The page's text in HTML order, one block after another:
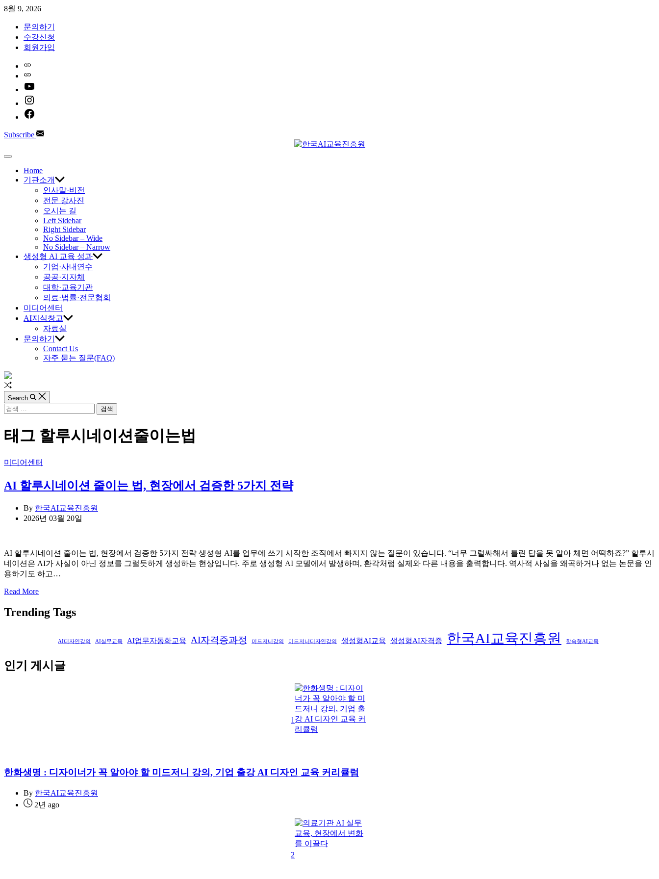
Skip
content
8월 9, 2026
문의하기
수강신청
회원가입
Subscribe
한
국
진
원
Off
CanvasHome
기관소개
인사말·비전
전문 강사진
오시는 길
Left Sidebar
Right Sidebar
No Sidebar – Wide
No Sidebar – Narrow
생성형 AI 교육 성과
기업·사내연수
공공·지자체
대학·교육기관
의료·법률·전문협회
미디어센터
AI지식창고
자료실
문의하기
Contact Us
자주 묻는 질문(FAQ)
Random
Article
Search
검
태그 할루시네이션줄이는법
Categories
미디어센터
AI 할루시네이션 줄이는 법, 현장에서 검증한 5가지 전략
By 한국AI교육진흥원
2026년 03월 20일
AI 할루시네이션 줄이는 법, 현장에서 검증한 5가지 전략 생성형 AI를 업무에 쓰기 시작한 조직에서 빠지지 않는 질문이 있습니다. “너무 그럴싸해서 틀린 답을 못 알아 체면 어떡하죠?” 할루시
네이션은 AI가 사실이 아닌 정보를 그럴듯하게 생성하는 현상입니다. 주로 생성형 AI 모델에서 발생하며, 환각처럼 실제와 다른 내용을 출력합니다. 역사적 사실을 왜곡하거나 없는 논문을 인
용하기도 하고…
Read More
Trending Tags
AI디자인강의 AI실무교육 AI업무자동화교육 AI자격증과정 미드저니강의 미드저니디자인강의 생성형AI교육 생성형AI자격증 한국AI교육진흥원 합숙형AI교육
인기 게시글
1
한화생명 : 디자이너가 꼭 알아야 할 미드저니 강의, 기업 출강 AI 디자인 교육 커리큘럼
By 한국AI교육진흥원
2년 ago
2